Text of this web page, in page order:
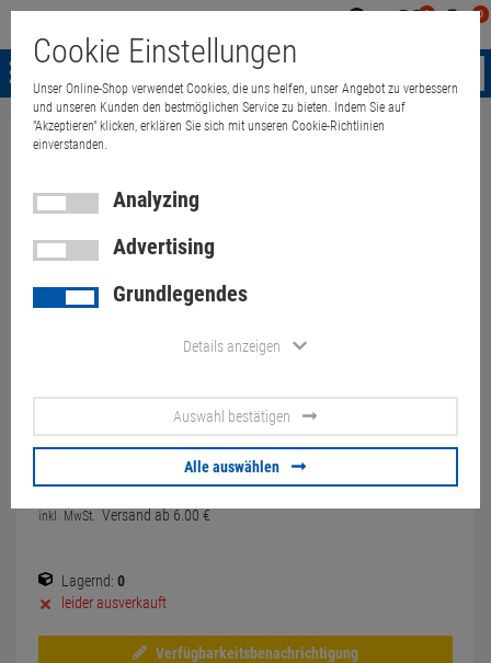
0 0
Menü
Weiter einkaufen
17,3" HP ZBook 17 G3 i7
6700HQ 16GB 256GB SSD
(Akku 50%, Displaystreifen,
10070433
179.00 €
inkl. MwSt. Versand ab 6. 00 €
Lagernd: 0
leider ausverkauft
Verfügbarkeitsbenachrichtigung
Cookie Einstellungen
Unser Online-Shop verwendet Cookies, die uns helfen, unser Angebot zu verbessern
und unseren Kunden den bestmöglichen Service zu bieten. Indem Sie auf
"Akzeptieren" klicken, erklären Sie sich mit unseren Cookie-Richtlinien
einverstanden.
Analyzing
Advertising
Grundlegendes
Details anzeigen
Auswahl bestätigen
Alle auswählen